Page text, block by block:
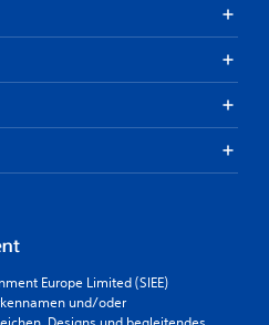
Europe Limited (SIEE)
und/oder